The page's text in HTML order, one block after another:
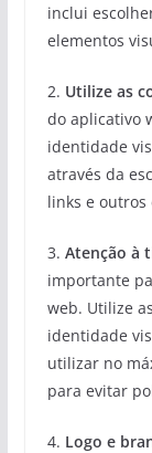
inclui
elementos
2. Utilize as
do aplicativo
identidade
através da
links e outros
3. Atenção à
importante
web. Utilize
identidade
utilizar no
para evitar
4. Logo e